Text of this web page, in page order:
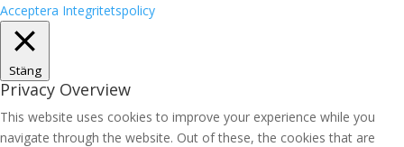
Acceptera Integritetspolicy
Stäng
Privacy Overview
This website uses cookies to improve your experience while you
navigate through the website. Out of these, the cookies that are